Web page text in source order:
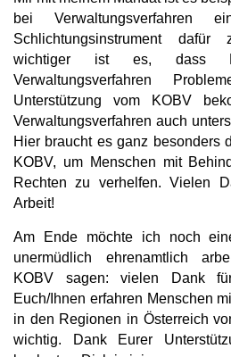
bei Verwaltungsverfahren
Schlichtungsinstrument
wichtiger ist es, dass
Verwaltungsverfahren
Unterstützung vom KOBV
Verwaltungsverfahren auch
Hier braucht es ganz besonders
KOBV, um Menschen mit
Rechten zu verhelfen. Vielen
Arbeit!
Am Ende möchte ich noch
unermüdlich ehrenamtlich
KOBV sagen: vielen Dank
Euch/Ihnen erfahren Menschen
in den Regionen in Österreich
wichtig. Dank Eurer